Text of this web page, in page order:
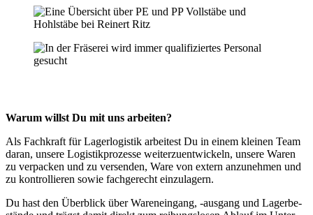
Warum willst Du mit uns arbeiten?
Als Fachkraft für Lager­lo­gistik arbeitest Du in einem kleinen Team
daran, unsere Logis­tik­pro­zesse weiter­zu­ent­wi­ckeln, unsere Waren
zu verpacken und zu versenden, Ware von extern anzunehmen und
zu kontrol­lieren sowie fachge­recht einzulagern.
Du hast den Überblick über Waren­eingang, ‑ausgang und Lager­be­